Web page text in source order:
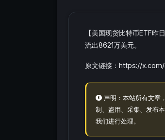
【美国现货比特币ETF
流出8621万美元。
原文链接：https://
声明：本站所有文章
制、盗用、采集、发布
我们进行处理。